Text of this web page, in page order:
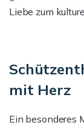
Liebe zum
mit Herz
Ein besonderes